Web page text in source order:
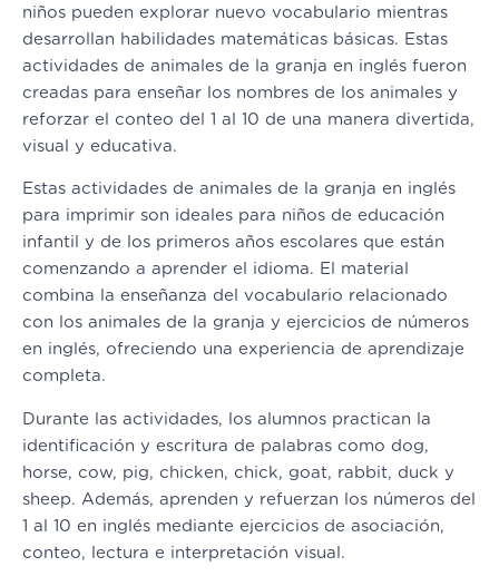
niños pueden explorar nuevo vocabulario mientras
desarrollan habilidades matemáticas básicas. Estas
actividades de animales de la granja en inglés fueron
creadas para enseñar los nombres de los animales y
reforzar el conteo del 1 al 10 de una manera divertida,
visual y educativa.
Estas actividades de animales de la granja en inglés
para imprimir son ideales para niños de educación
infantil y de los primeros años escolares que están
comenzando a aprender el idioma. El material
combina la enseñanza del vocabulario relacionado
con los animales de la granja y ejercicios de números
en inglés, ofreciendo una experiencia de aprendizaje
completa.
Durante las actividades, los alumnos practican la
identificación y escritura de palabras como dog,
horse, cow, pig, chicken, chick, goat, rabbit, duck y
sheep. Además, aprenden y refuerzan los números del
1 al 10 en inglés mediante ejercicios de asociación,
conteo, lectura e interpretación visual.